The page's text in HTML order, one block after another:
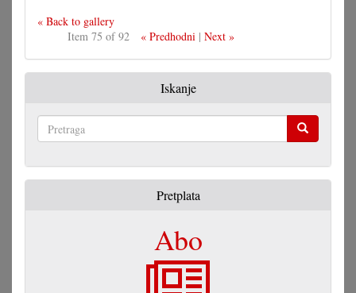
« Back to gallery
Item 75 of 92
« Predhodni| Next »
Iskanje
Pretplata
Abo